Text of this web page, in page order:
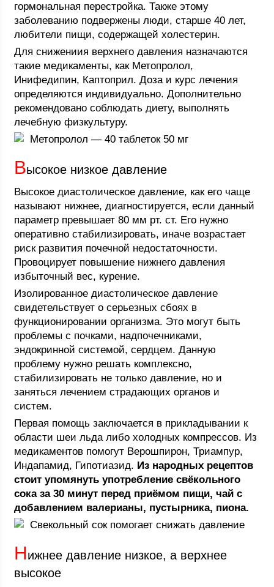
гормональная перестройка. Также этому
заболеванию подвержены люди, старше 40 лет,
любители пищи, содержащей холестерин.
Для снижениия верхнего давления назначаются
такие медикаменты, как Метопролол,
Инифедипин, Каптоприл. Доза и курс лечения
определяются индивидуально. Дополнительно
рекомендовано соблюдать диету, выполнять
лечебную физкультуру.
Метопролол — 40 таблеток 50 мг
Высокое низкое давление
Высокое диастолическое давление, как его чаще
называют нижнее, диагностируется, если данный
параметр превышает 80 мм рт. ст. Его нужно
оперативно стабилизировать, иначе возрастает
риск развития почечной недостаточности.
Провоцирует повышение нижнего давления
избыточный вес, курение.
Изолированное диастолическое давление
свидетельствует о серьезных сбоях в
функционировании организма. Это могут быть
проблемы с почками, надпочечниками,
эндокринной системой, сердцем. Данную
проблему нужно решать комплексно,
стабилизировать не только давление, но и
заняться лечением страдающих органов и
систем.
Первая помощь заключается в прикладывании к
области шеи льда либо холодных компрессов. Из
медикаментов помогут Верошпирон, Триампур,
Индапамид, Гипотиазид. Из народных рецептов
стоит упомянуть употребление свёкольного
сока за 30 минут перед приёмом пищи, чай с
добавлением валерианы, пустырника, пиона.
Свекольный сок помогает снижать давление
Нижнее давление низкое, а верхнее
высокое